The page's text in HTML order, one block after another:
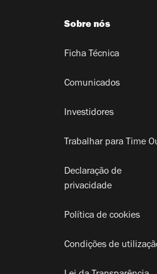
Sobre nós
Ficha Técnica
Comunicados
Investidores
Trabalhar para Time
Declaração de
privacidade
Política de cookies
Condições de